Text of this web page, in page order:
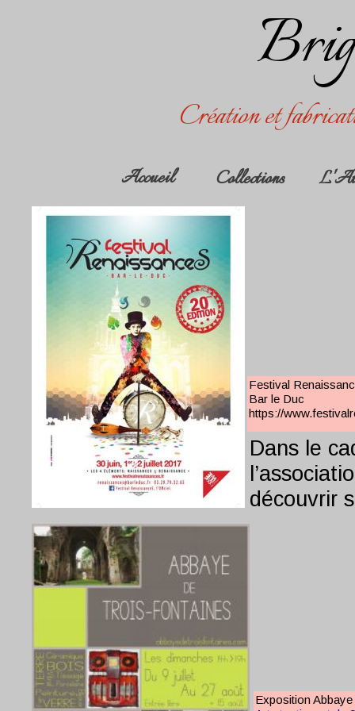
Collections
Accueil
Dans le
découvrir
Exposition
Festival
Bar le Duc
https://
Création et